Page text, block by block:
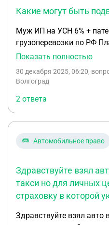
Какие могут быть
Муж ИП на УСН 6% + патент автомобильные
грузоперевозки по РФ Планируем оказывать
услуги как с НДС , так и
На 2026 г. Доход по ИП
единственным учредителем ООО на
же видом деятельности
расценено налоговой как
Если единственным
его супруга) с тем же
бизнеса ? 3. ООО лучше оформить на меня или на
мужа? Какие могут быть
Может ли ООО брать
это арендованное авто
Показать полностью
30 декабря 2025, 06:20,
Волгоград
2 ответа
Автомобильное право
Здравствуйте взял
такси но для личных
страховку в которой
Здравствуйте взял авто